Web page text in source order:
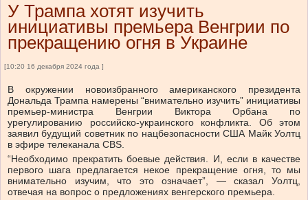
У Трампа хотят изучить
инициативы премьера Венгрии по
прекращению огня в Украине
[10:20 16 декабря 2024 года ]
В окружении новоизбранного американского президента
Дональда Трампа намерены “внимательно изучить” инициативы
премьер-министра Венгрии Виктора Орбана по
урегулированию российско-украинского конфликта. Об этом
заявил будущий советник по нацбезопасности США Майк Уолтц
в эфире телеканала CBS.
“Необходимо прекратить боевые действия. И, если в качестве
первого шага предлагается некое прекращение огня, то мы
внимательно изучим, что это означает”, — сказал Уолтц,
отвечая на вопрос о предложениях венгерского премьера.